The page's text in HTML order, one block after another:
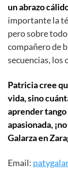
un abrazo
importante la
pero sobre
compañero de
secuencias, los
Patricia cree
vida, sino
aprender
apasionada,
Galarza en
Email: